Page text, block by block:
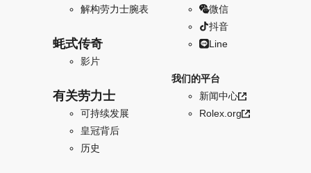
解构劳力士腕表
蚝式传奇
影片
有关劳力士
可持续发展
皇冠背后
历史
微信
抖音
Line
我们的平台
新闻中心
Rolex.org